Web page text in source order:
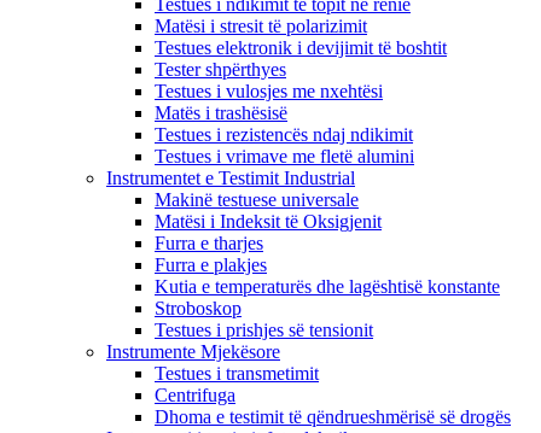
Testues i ndikimit të topit në rënie
Matësi i stresit të polarizimit
Testues elektronik i devijimit të boshtit
Tester shpërthyes
Testues i vulosjes me nxehtësi
Matës i trashësisë
Testues i rezistencës ndaj ndikimit
Testues i vrimave me fletë alumini
Instrumentet e Testimit Industrial
Makinë testuese universale
Matësi i Indeksit të Oksigjenit
Furra e tharjes
Furra e plakjes
Kutia e temperaturës dhe lagështisë konstante
Stroboskop
Testues i prishjes së tensionit
Instrumente Mjekësore
Testues i transmetimit
Centrifuga
Dhoma e testimit të qëndrueshmërisë së drogës